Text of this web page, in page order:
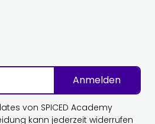
Anmelden
von SPICED Academy
kann jederzeit widerrufen